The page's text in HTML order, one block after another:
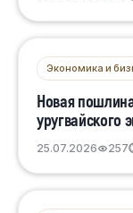
Экономика и
Новая
уругвайского
25.07.2026 257